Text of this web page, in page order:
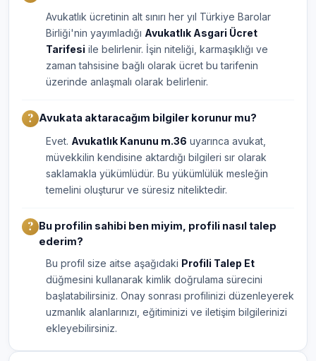
Avukatlık ücretinin alt sınırı her yıl Türkiye Barolar
Birliği'nin yayımladığı Avukatlık Asgari Ücret
Tarifesi ile belirlenir. İşin niteliği, karmaşıklığı ve
zaman tahsisine bağlı olarak ücret bu tarifenin
üzerinde anlaşmalı olarak belirlenir.
Avukata aktaracağım bilgiler korunur mu?
Evet. Avukatlık Kanunu m.36 uyarınca avukat,
müvekkilin kendisine aktardığı bilgileri sır olarak
saklamakla yükümlüdür. Bu yükümlülük mesleğin
temelini oluşturur ve süresiz niteliktedir.
Bu profilin sahibi ben miyim, profili nasıl talep
ederim?
Bu profil size aitse aşağıdaki Profili Talep Et
düğmesini kullanarak kimlik doğrulama sürecini
başlatabilirsiniz. Onay sonrası profilinizi düzenleyerek
uzmanlık alanlarınızı, eğitiminizi ve iletişim bilgilerinizi
ekleyebilirsiniz.